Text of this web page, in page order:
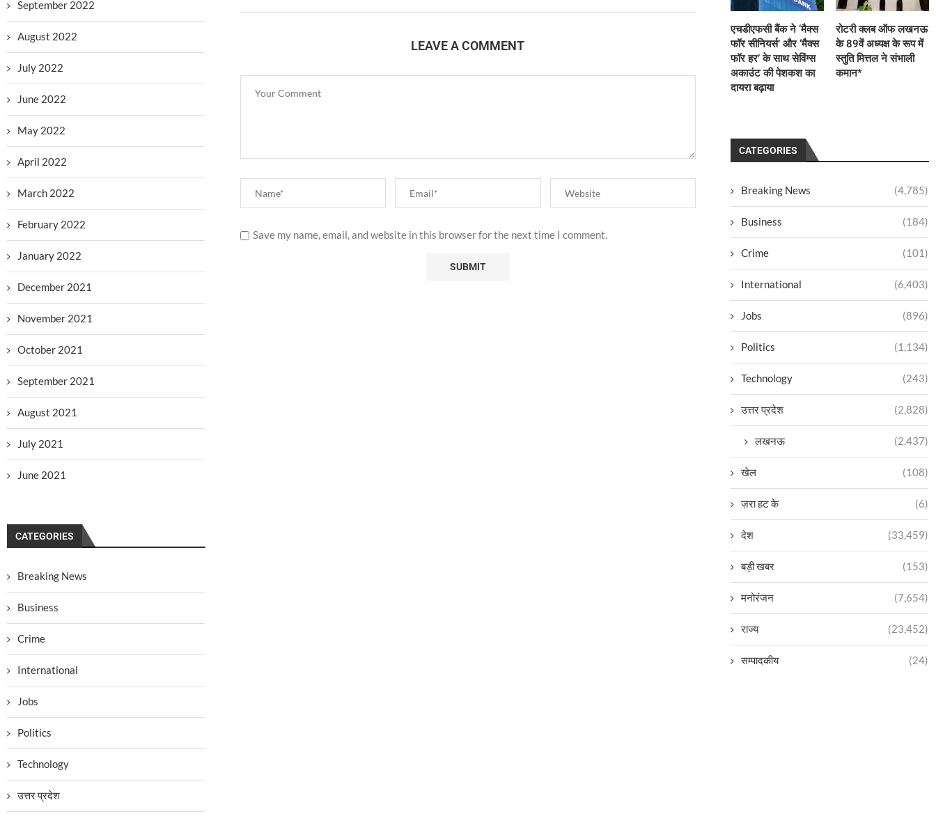
LEAVE A COMMENT
Save my name, email, and website in this browser for the next time I comment.
एचडीएफसी बैंक ने ‘मैक्स
फॉर सीनियर्स’ और ‘मैक्स
फॉर हर’ के साथ सेविंग्स
अकाउंट की पेशकश का
दायरा बढ़ाया
रोटरी क्लब ऑफ लखनऊ
के 89वें अध्यक्ष के रूप में
स्तुति मित्तल ने संभाली
कमान*
CATEGORIES
Breaking News (4,785)
Business (184)
Crime (101)
International (6,403)
Jobs (896)
Politics (1,134)
Technology (243)
उत्तर प्रदेश (2,828)
लखनऊ (2,437)
खेल (108)
ज़रा हट के (6)
देश (33,459)
बड़ी खबर (153)
मनोरंजन (7,654)
राज्य (23,452)
सम्पादकीय (24)
September 2022
August 2022
July 2022
June 2022
May 2022
April 2022
March 2022
February 2022
January 2022
December 2021
November 2021
October 2021
September 2021
August 2021
July 2021
June 2021
CATEGORIES
Breaking News
Business
Crime
International
Jobs
Politics
Technology
उत्तर प्रदेश